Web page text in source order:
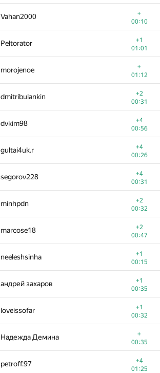
Vahan2000
+
00:10
Peltorator
+1
01:01
morojenoe
+
01:12
dmitribulankin
+2
00:31
dvkim98
+4
00:56
gultai4uk.r
+4
00:26
segorov228
+4
00:31
minhpdn
+2
00:32
marcose18
+2
00:47
neeleshsinha
+1
00:15
андрей захаров
+1
00:35
loveissofar
+1
00:32
Надежда Демина
+
00:35
petroff.97
+4
01:25